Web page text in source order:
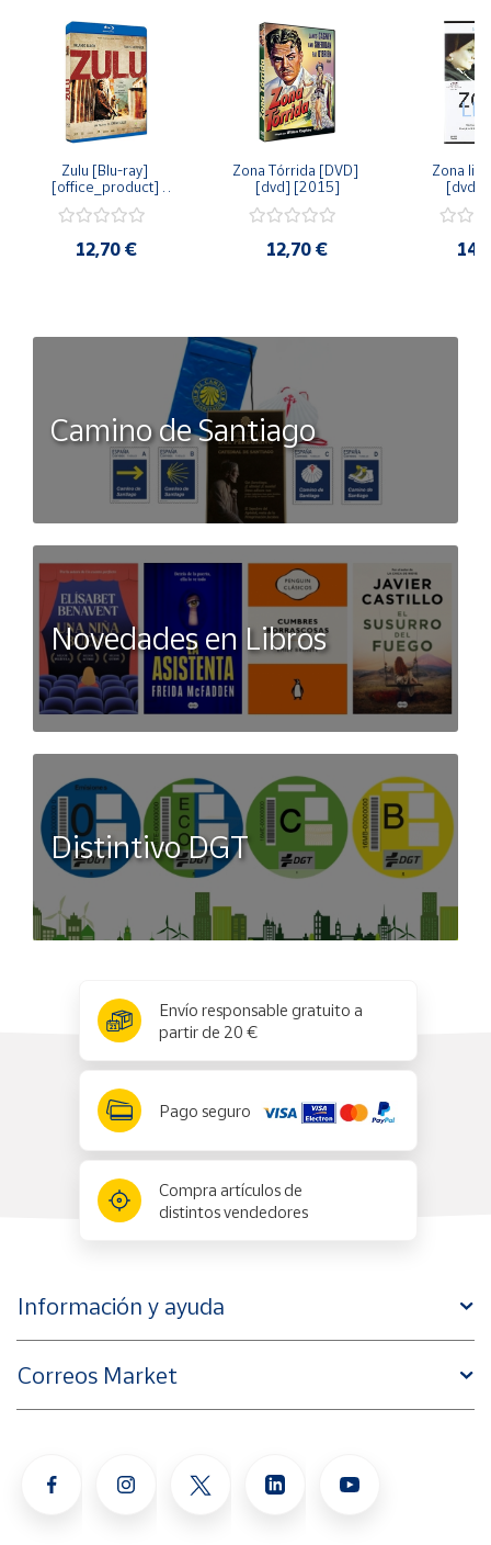
Zulu [Blu-ray]
[office_product]
12,70 €
Zona Tórrida [DVD]
[dvd] [2015]
12,70 €
Zona
[dvd]
Camino de Santiago
Novedades en Libros
Distintivo DGT
Envío responsable gratuito a
partir de 20 €
Pago seguro
Compra artículos de
distintos vendedores
Información y ayuda
Correos Market